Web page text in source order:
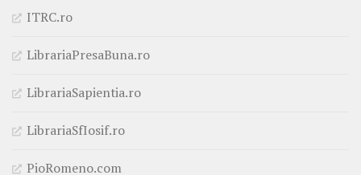
ITRC.ro
LibrariaPresaBuna.ro
LibrariaSapientia.ro
LibrariaSfIosif.ro
PioRomeno.com